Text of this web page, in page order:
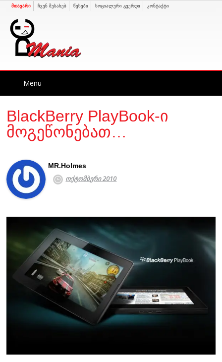
მთავარი ჩვენ შესახებ წესები სოციალური გვერდი კონტაქტი
Menu
BlackBerry PlayBook-ი
მოგეწონებათ…
MR.Holmes
ოქტომბერი 2010